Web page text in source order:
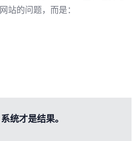
站的问题，而是：
统才是结果。